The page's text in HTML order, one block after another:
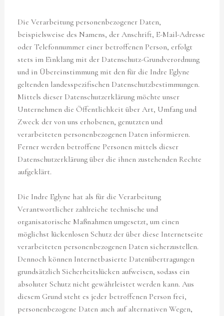
Die Verarbeitung personenbezogener Daten,
beispielsweise des Namens, der Anschrift, E-Mail-Adresse
oder Telefonnummer einer betroffenen Person, erfolgt
stets im Einklang mit der Datenschutz-Grundverordnung
und in Übereinstimmung mit den für die Indre Eglyne
geltenden landesspezifischen Datenschutzbestimmungen.
Mittels dieser Datenschutzerklärung möchte unser
Unternehmen die Öffentlichkeit über Art, Umfang und
Zweck der von uns erhobenen, genutzten und
verarbeiteten personenbezogenen Daten informieren.
Ferner werden betroffene Personen mittels dieser
Datenschutzerklärung über die ihnen zustehenden Rechte
aufgeklärt.
Die Indre Eglyne hat als für die Verarbeitung
Verantwortlicher zahlreiche technische und
organisatorische Maßnahmen umgesetzt, um einen
möglichst lückenlosen Schutz der über diese Internetseite
verarbeiteten personenbezogenen Daten sicherzustellen.
Dennoch können Internetbasierte Datenübertragungen
grundsätzlich Sicherheitslücken aufweisen, sodass ein
absoluter Schutz nicht gewährleistet werden kann. Aus
diesem Grund steht es jeder betroffenen Person frei,
personenbezogene Daten auch auf alternativen Wegen,